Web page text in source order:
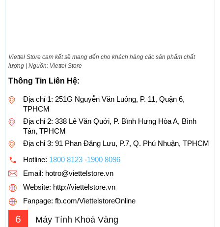
Viettel Store cam kết sẽ mang đến cho khách hàng các sản phẩm chất
lượng | Nguồn: Viettel Store
Thông Tin Liên Hệ:
Địa chỉ 1: 251G Nguyễn Văn Luông, P. 11, Quận 6,
TPHCM
Địa chỉ 2: 338 Lê Văn Quới, P. Bình Hưng Hòa A, Bình
Tân, TPHCM
Địa chỉ 3: 91 Phan Đăng Lưu, P.7, Q. Phú Nhuận, TPHCM
Hotline: 1800 8123 -1900 8096
Email: hotro@viettelstore.vn
Website: http://viettelstore.vn
Fanpage: fb.com/ViettelstoreOnline
6 Máy Tính Khoá Vàng